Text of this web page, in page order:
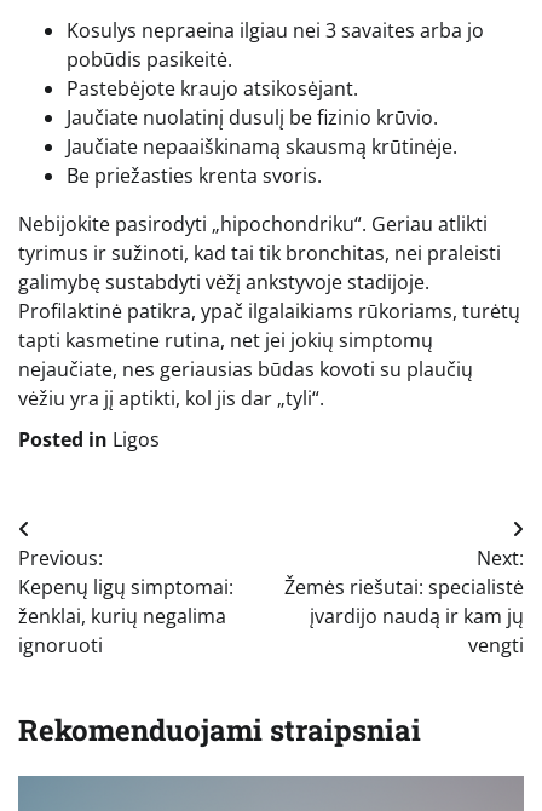
Kosulys nepraeina ilgiau nei 3 savaites arba jo
pobūdis pasikeitė.
Pastebėjote kraujo atsikosėjant.
Jaučiate nuolatinį dusulį be fizinio krūvio.
Jaučiate nepaaiškinamą skausmą krūtinėje.
Be priežasties krenta svoris.
Nebijokite pasirodyti „hipochondriku“. Geriau atlikti
tyrimus ir sužinoti, kad tai tik bronchitas, nei praleisti
galimybę sustabdyti vėžį ankstyvoje stadijoje.
Profilaktinė patikra, ypač ilgalaikiams rūkoriams, turėtų
tapti kasmetine rutina, net jei jokių simptomų
nejaučiate, nes geriausias būdas kovoti su plaučių
vėžiu yra jį aptikti, kol jis dar „tyli“.
Posted in Ligos
Navigacija
tarp
įrašų
Previous:
Kepenų ligų simptomai:
ženklai, kurių negalima
ignoruoti
Next:
Žemės riešutai: specialistė
įvardijo naudą ir kam jų
vengti
Rekomenduojami straipsniai